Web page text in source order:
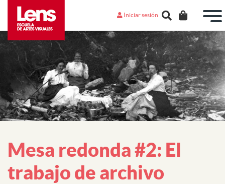
Iniciar sesión
Mesa redonda #2: El
trabajo de archivo